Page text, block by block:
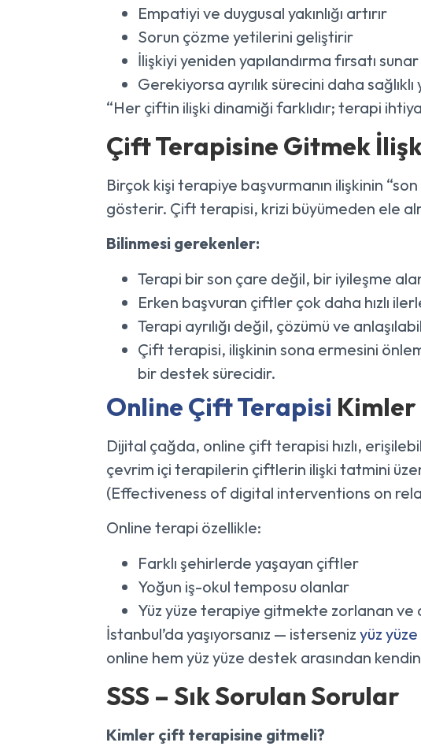
Empatiyi ve duygusal yakınlığı artırır
Sorun çözme yetilerini geliştirir
İlişkiyi yeniden yapılandırma fırsatı sunar
Gerekiyorsa ayrılık sürecini daha
“Her çiftin ilişki dinamiği farklıdır; terapi
Çift Terapisine Gitmek
Birçok kişi terapiye başvurmanın ilişkinin
gösterir. Çift terapisi, krizi büyümeden ele
Bilinmesi gerekenler:
Terapi bir son çare değil, bir iyileşme
Erken başvuran çiftler çok daha hızlı
Terapi ayrılığı değil, çözümü ve
Çift terapisi, ilişkinin sona ermesini
bir destek sürecidir.
Online Çift Terapisi Kimler
Dijital çağda, online çift terapisi hızlı,
çevrim içi terapilerin çiftlerin ilişki tatmini
(Effectiveness of digital interventions on
Online terapi özellikle:
Farklı şehirlerde yaşayan çiftler
Yoğun iş-okul temposu olanlar
Yüz yüze terapiye gitmekte zorlanan
İstanbul’da yaşıyorsanız — isterseniz yüz
online hem yüz yüze destek arasından
SSS – Sık Sorulan Sorular
Kimler çift terapisine gitmeli?